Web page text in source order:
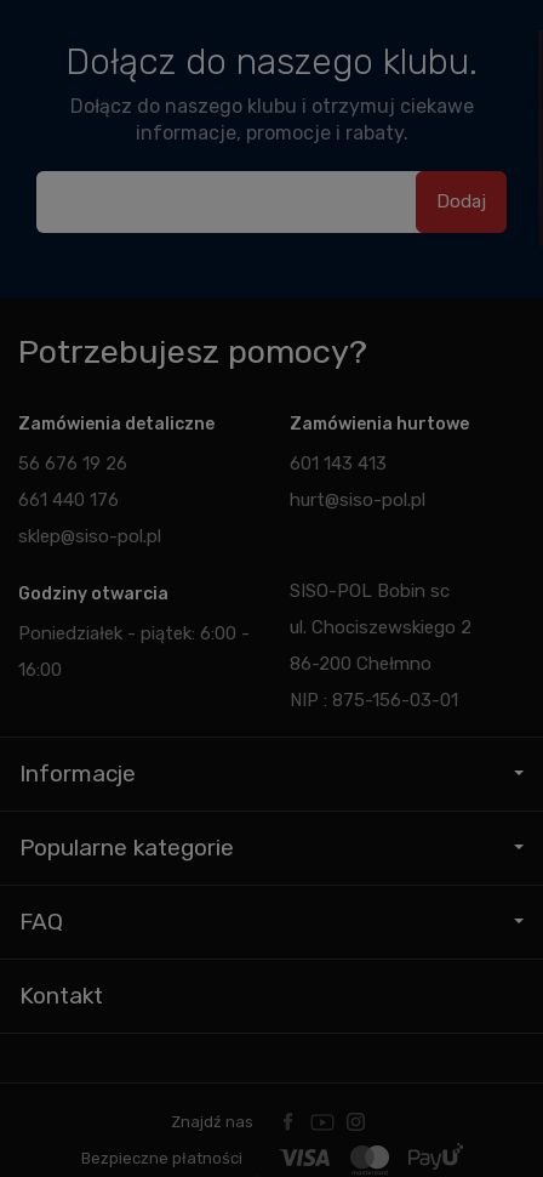
Dołącz do naszego klubu.
Dołącz do naszego klubu i otrzymuj ciekawe
informacje, promocje i rabaty.
Potrzebujesz pomocy?
Zamówienia detaliczne
56 676 19 26
661 440 176
sklep@siso-pol.pl
Zamówienia hurtowe
601 143 413
hurt@siso-pol.pl
Godziny otwarcia
Poniedziałek - piątek: 6:00 -
16:00
SISO-POL Bobin sc
ul. Chociszewskiego 2
86-200 Chełmno
NIP : 875-156-03-01
Informacje
Popularne kategorie
FAQ
Kontakt
Znajdź nas
Bezpieczne płatności